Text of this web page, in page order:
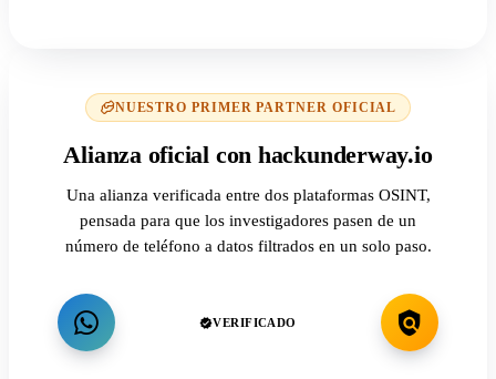
NUESTRO PRIMER PARTNER OFICIAL
Alianza oficial con hackunderway.io
Una alianza verificada entre dos plataformas OSINT,
pensada para que los investigadores pasen de un
número de teléfono a datos filtrados en un solo paso.
VERIFICADO